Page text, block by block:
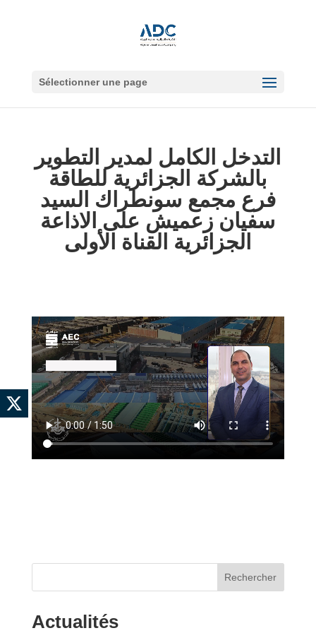
Sélectionner une page
التدخل الكامل لمدير التطوير
بالشركة الجزائرية للطاقة
فرع مجمع سونطراك السيد
سفيان زعميش على الاذاعة
الجزائرية القناة الأولى
Rechercher
Actualités